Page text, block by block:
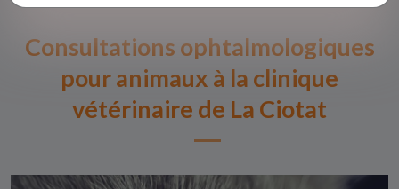
Consultations ophtalmologiques
pour animaux à la clinique
vétérinaire de La Ciotat